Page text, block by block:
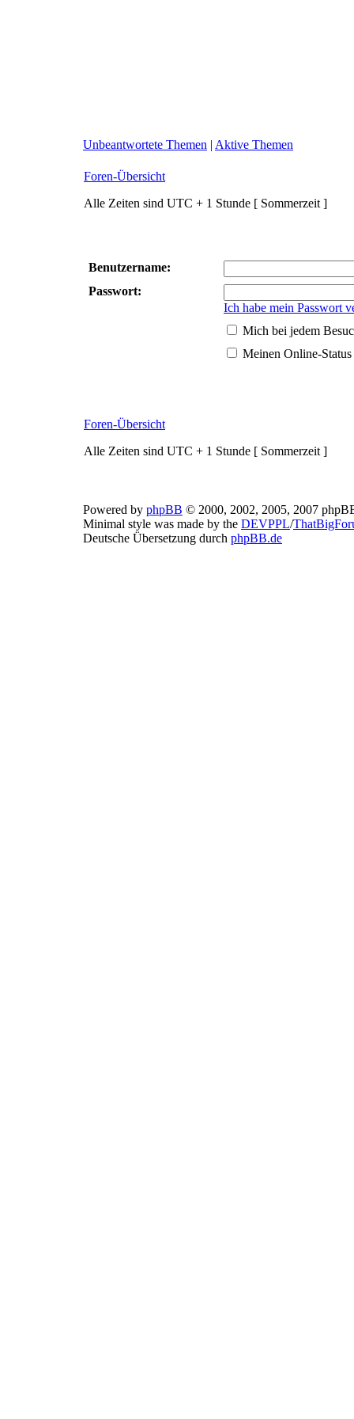
Unbeantwortete Themen | Aktive Themen
Foren-Übersicht
Alle Zeiten sind UTC + 1 Stunde [ Sommerzeit ]
Benutzername:
Passwort:
Ich habe mein Passwort
Mich bei jedem
Meinen Online-
Foren-Übersicht
Alle Zeiten sind UTC + 1 Stunde [ Sommerzeit ]
Powered by phpBB © 2000, 2002, 2005, 2007
Minimal style was made by the DEVPPL/
Deutsche Übersetzung durch phpBB.de